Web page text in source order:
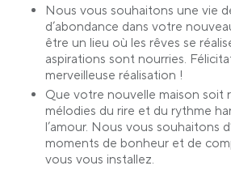
Nous vous souhaitons une vie
d’abondance dans votre
être un lieu où les rêves se
aspirations sont nourries.
merveilleuse réalisation !
Que votre nouvelle maison soit
mélodies du rire et du rythme
l’amour. Nous vous souhaitons
moments de bonheur et de
vous vous installez.